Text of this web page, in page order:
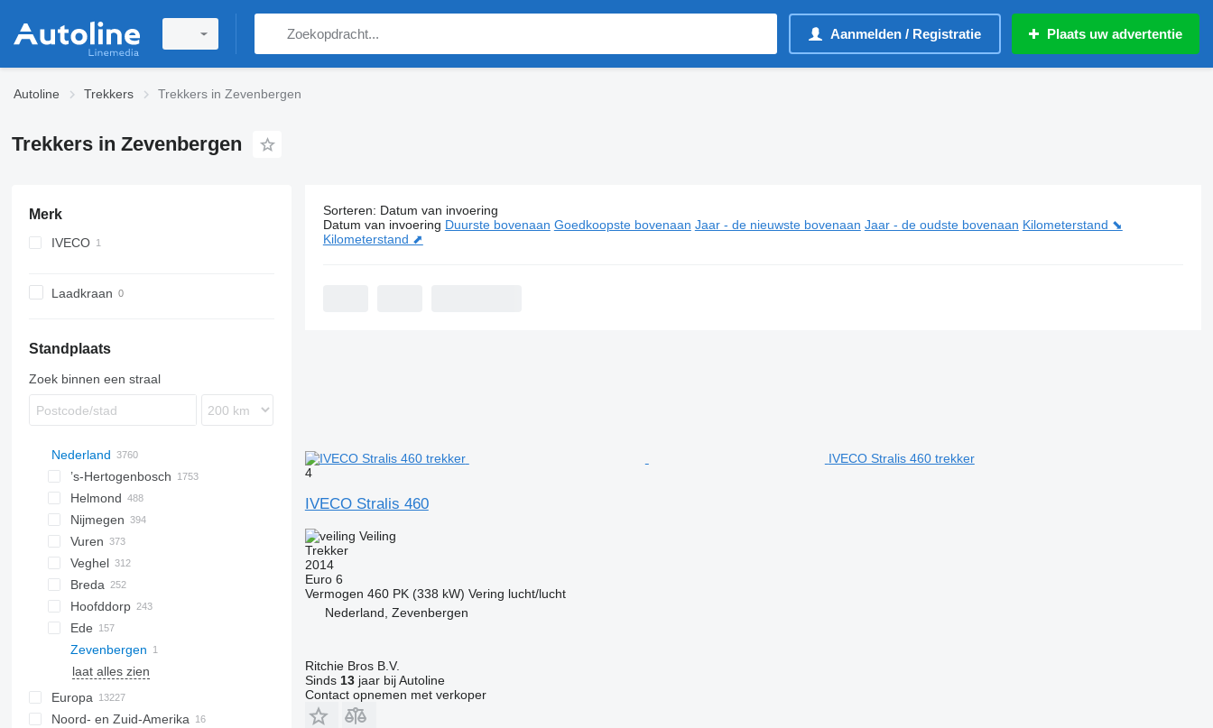
Aanmelden / Registratie Plaats uw advertentie
Autoline Trekkers Trekkers in Zevenbergen
Trekkers in Zevenbergen
Merk
IVECO
Laadkraan
Standplaats
Zoek binnen een straal
Nederland
’s-Hertogenbosch
Helmond
Nijmegen
Vuren
Veghel
Breda
Hoofddorp
Ede
Zevenbergen
laat alles zien
Europa
Polen
Noord- en Zuid-Amerika
1 advertentie:Trekkers in Zevenbergen
Sorteren: Datum van invoering
Datum van invoering Duurste bovenaan Goedkoopste bovenaan Jaar - de nieuwste bovenaan Jaar - de oudste bovenaan Kilometerstand ⬊
Kilometerstand ⬈
IVECO Stralis 460 trekker
4
IVECO Stralis 460
Veiling
Trekker
2014
Euro 6
Vermogen 460 PK (338 kW) Vering lucht/lucht
Nederland, Zevenbergen
Ritchie Bros B.V.
Sinds 13jaar bij Autoline
Contact opnemen met verkoper